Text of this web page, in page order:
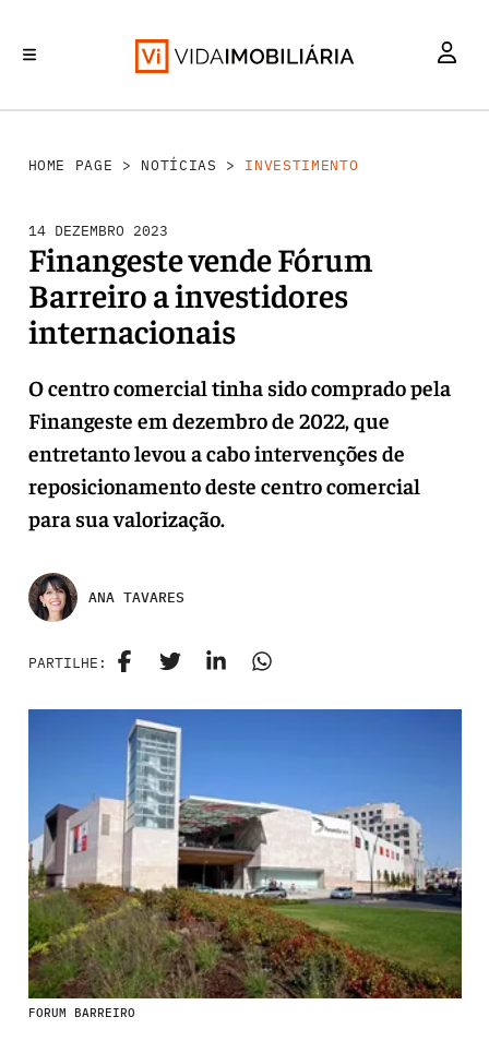
HOME PAGE > NOTÍCIAS > INVESTIMENTO
14 DEZEMBRO 2023
Finangeste vende Fórum
Barreiro a investidores
internacionais
O centro comercial tinha sido comprado pela
Finangeste em dezembro de 2022, que
entretanto levou a cabo intervenções de
reposicionamento deste centro comercial
para sua valorização.
ANA TAVARES
PARTILHE:
FORUM BARREIRO